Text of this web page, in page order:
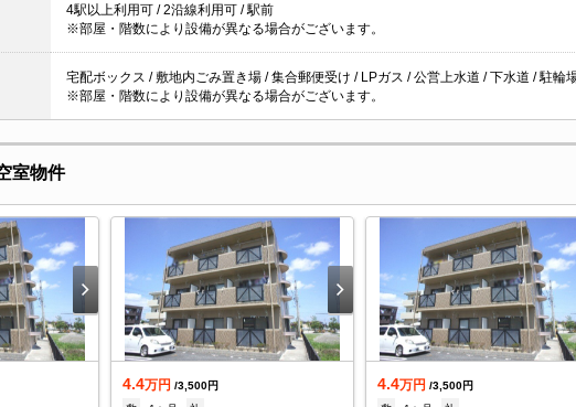
4駅以上利用可 / 2沿線利用可 / 駅前
※部屋・階数により設備が異なる場合がございます。
宅配ボックス / 敷地内ごみ置き場 / 集合郵便受け / LPガス / 公営上水道 / 下水道 / 駐輪
※部屋・階数により設備が異なる場合がございます。
室物件
4.4万円 /3,500円
4.4万円 /3,500円